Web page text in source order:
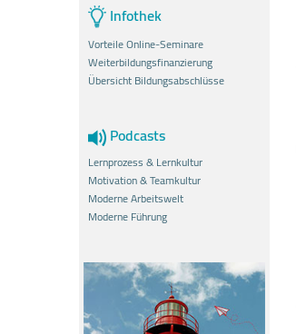
Infothek
Vorteile Online-Seminare
Weiterbildungsfinanzierung
Übersicht Bildungsabschlüsse
Podcasts
Lernprozess & Lernkultur
Motivation & Teamkultur
Moderne Arbeitswelt
Moderne Führung